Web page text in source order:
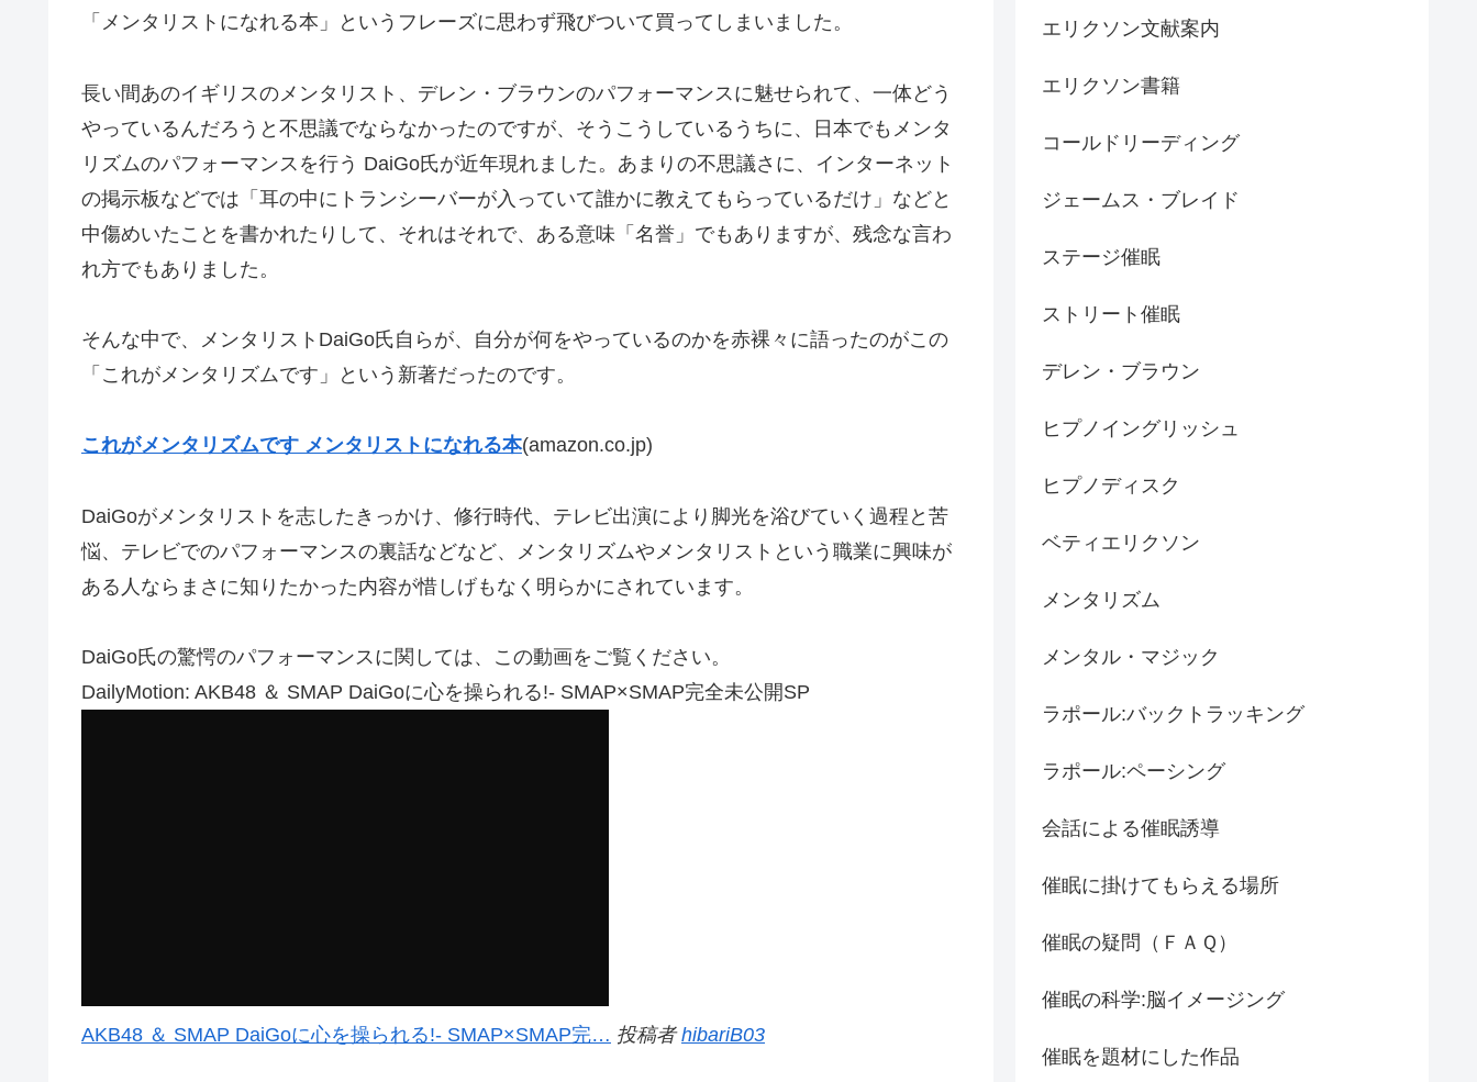
「メンタリストになれる本」というフレーズに思わず飛びついて買ってしまいました。
長い間あのイギリスのメンタリスト、デレン・ブラウンのパフォーマンスに魅せられて、一体どう
やっているんだろうと不思議でならなかったのですが、そうこうしているうちに、日本でもメンタ
リズムのパフォーマンスを行う DaiGo氏が近年現れました。あまりの不思議さに、インターネット
の掲示板などでは「耳の中にトランシーバーが入っていて誰かに教えてもらっているだけ」などと
中傷めいたことを書かれたりして、それはそれで、ある意味「名誉」でもありますが、残念な言わ
れ方でもありました。
そんな中で、メンタリストDaiGo氏自らが、自分が何をやっているのかを赤裸々に語ったのがこの
「これがメンタリズムです」という新著だったのです。
これがメンタリズムです メンタリストになれる本(amazon.co.jp)
DaiGoがメンタリストを志したきっかけ、修行時代、テレビ出演により脚光を浴びていく過程と苦
悩、テレビでのパフォーマンスの裏話などなど、メンタリズムやメンタリストという職業に興味が
ある人ならまさに知りたかった内容が惜しげもなく明らかにされています。
DaiGo氏の驚愕のパフォーマンスに関しては、この動画をご覧ください。
DailyMotion: AKB48 ＆ SMAP DaiGoに心を操られる!- SMAP×SMAP完全未公開SP
AKB48 ＆ SMAP DaiGoに心を操られる!- SMAP×SMAP完… 投稿者hibariB03
エリクソン文献案内
エリクソン書籍
コールドリーディング
ジェームス・ブレイド
ステージ催眠
ストリート催眠
デレン・ブラウン
ヒプノイングリッシュ
ヒプノディスク
ベティエリクソン
メンタリズム
メンタル・マジック
ラポール:バックトラッキング
ラポール:ペーシング
会話による催眠誘導
催眠に掛けてもらえる場所
催眠の疑問（ＦＡＱ）
催眠の科学:脳イメージング
催眠を題材にした作品